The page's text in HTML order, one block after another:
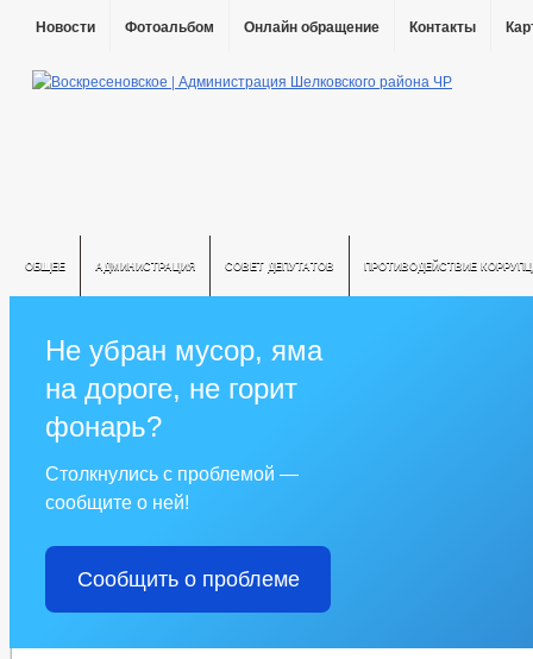
Новости Фотоальбом Онлайн обращение Контакты
ОБЩЕЕ АДМИНИСТРАЦИЯ СОВЕТ ДЕПУТАТОВ ПРОТИВОДЕЙСТВИЕ
Не убран мусор, яма
на дороге, не горит
фонарь?
Столкнулись с проблемой —
сообщите о ней!
Сообщить о проблеме